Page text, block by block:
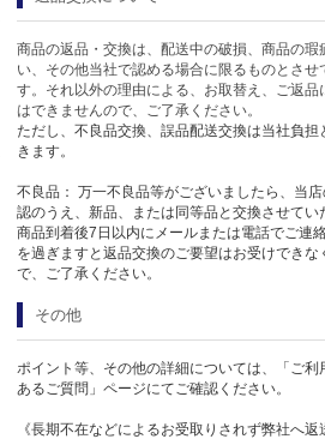
商品の返品・交換は、配送中の破損、商品の瑕
い、その他当社で認める場合に限るものとさせ
す。それ以外の理由による、お取替え、ご返品
はできませんので、ご了承ください。
ただし、不良品交換、誤品配送交換は当社負担
きます。
不良品： 万一不良品等がございましたら、当
認のうえ、新品、または同等品と交換させてい
商品到着後7日以内にメールまたは電話でご連
を過ぎますと返品交換のご要望はお受けできな
で、ご了承ください。
その他
ポイント等、その他の詳細については、「ご利
あるご質問」ページにてご確認ください。
《長期不在などによるお受取りされず弊社へ